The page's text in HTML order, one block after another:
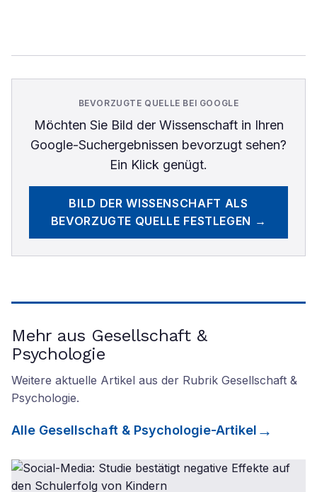
BEVORZUGTE QUELLE BEI GOOGLE
Möchten Sie Bild der Wissenschaftin Ihren
Google-Suchergebnissen bevorzugt sehen?
Ein Klick genügt.
BILD DER WISSENSCHAFT ALS
BEVORZUGTE QUELLE FESTLEGEN →
Mehr aus Gesellschaft &
Psychologie
Weitere aktuelle Artikel aus der Rubrik Gesellschaft &
Psychologie.
Alle Gesellschaft & Psychologie-Artikel